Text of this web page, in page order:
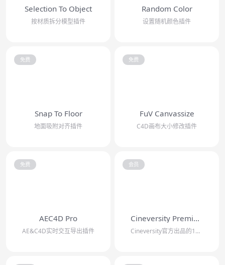
Selection To Object
按材质拆分模型插件
Random Color
设置随机颜色插件
免费
Snap To Floor
地面吸附对齐插件
免费
FuV Canvassize
C4D画布大小修改插件
免费
AEC4D Pro
AE&C4D实时交互导出插件
会员
Cineversity Premium
Cineversity官方出品的16个插件合集